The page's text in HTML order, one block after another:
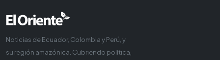
Noticias de Ecuador, Colombia y Perú, y
su región amazónica. Cubriendo política,